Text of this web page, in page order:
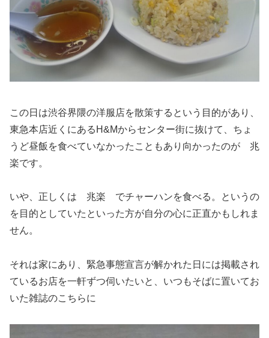
この日は渋谷界隈の洋服店を散策するという目的があり、
東急本店近くにあるH&Mからセンター街に抜けて、ちょ
うど昼飯を食べていなかったこともあり向かったのが 兆
楽です。
いや、正しくは 兆楽 でチャーハンを食べる。というの
を目的としていたといった方が自分の心に正直かもしれま
せん。
それは家にあり、緊急事態宣言が解かれた日には掲載され
ているお店を一軒ずつ伺いたいと、いつもそばに置いてお
いた雑誌のこちらに